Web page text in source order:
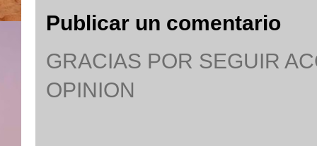
Publicar un comentario
GRACIAS POR SEGUIR
OPINION